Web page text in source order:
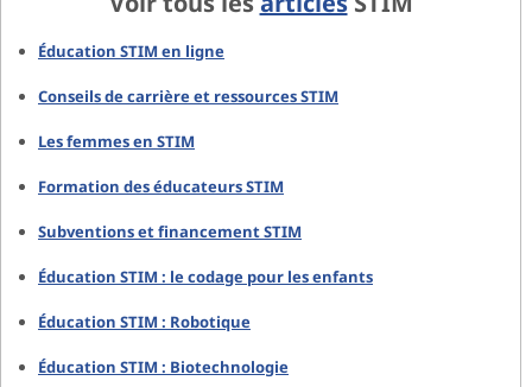
Éducation STIM en ligne
Conseils de carrière et ressources STIM
Les femmes en STIM
Formation des éducateurs STIM
Subventions et financement STIM
Éducation STIM : le codage pour les enfants
Éducation STIM : Robotique
Éducation STIM : Biotechnologie